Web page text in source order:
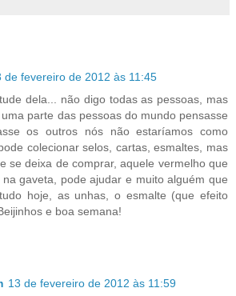
de fevereiro de 2012 às 11:45
dela... não digo todas as pessoas, mas
parte das pessoas do mundo pensasse
os outros nós não estaríamos como
colecionar selos, cartas, esmaltes, mas
se deixa de comprar, aquele vermelho que
gaveta, pode ajudar e muito alguém que
hoje, as unhas, o esmalte (que efeito
e boa semana!
13 de fevereiro de 2012 às 11:59